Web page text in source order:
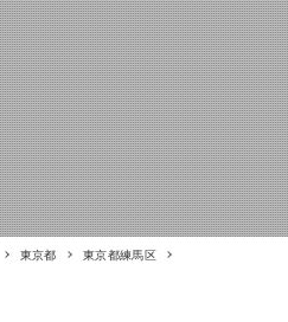
東京都
東京都練馬区